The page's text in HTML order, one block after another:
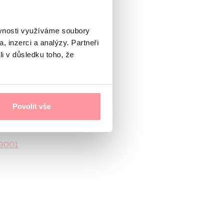
využíváme soubory
inzerci a analýzy. Partneři
v důsledku toho, že
Povolit vše